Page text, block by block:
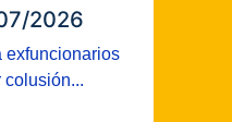
2026
exfuncionarios
colusión...